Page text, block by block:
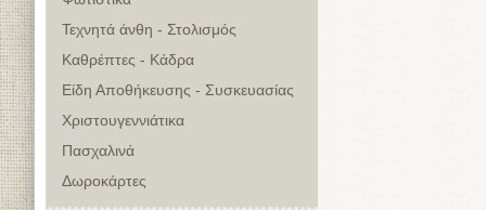
Τεχνητά άνθη - Στολισμός
Καθρέπτες - Κάδρα
Είδη Αποθήκευσης - Συσκευασίας
Χριστουγεννιάτικα
Πασχαλινά
Δωροκάρτες